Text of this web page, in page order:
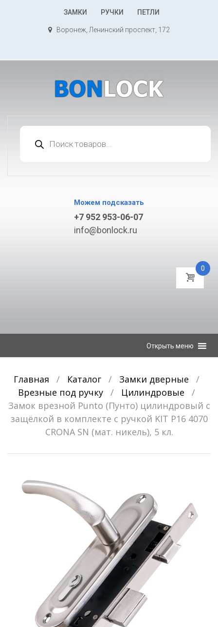
К
ЗАМКИ РУЧКИ ПЕТЛИ
Воронеж, Ленинский проспект, 172
товаров
Можем подсказать
+7 952 953-06-07
info@bonlock.ru
0
Открыть меню
Главная / Каталог / Замки дверные
/
Врезные под ручку
/ Цилиндровые
/
Замок врезной Punto (Пунто) цилиндровый с
защёлкой в комплекте с ручкой KIT P16 4070
CRONA SN (мат. никель), 5 кл.